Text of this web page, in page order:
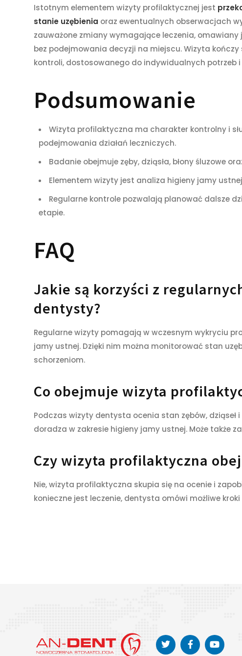
Istotnym elementem wizyty profilaktycznej jest
stanie uzębienia oraz ewentualnych obserwacjach
zauważone zmiany wymagające leczenia,
bez podejmowania decyzji na miejscu. Wizyta
kontroli, dostosowanego do indywidualnych potrzeb
Podsumowanie
Wizyta profilaktyczna ma charakter kontrolny i
podejmowania działań leczniczych.
Badanie obejmuje zęby, dziąsła, błony śluzowe
Elementem wizyty jest analiza higieny jamy
Regularne kontrole pozwalają planować dalsze
etapie.
FAQ
Jakie są korzyści z
dentysty?
Regularne wizyty pomagają w wczesnym wykryciu
jamy ustnej. Dzięki nim można monitorować stan
schorzeniom.
Co obejmuje wizyta
Podczas wizyty dentysta ocenia stan zębów, dziąseł
doradza w zakresie higieny jamy ustnej. Może także
Czy wizyta profilaktyczna
Nie, wizyta profilaktyczna skupia się na ocenie i
konieczne jest leczenie, dentysta omówi możliwe kroki